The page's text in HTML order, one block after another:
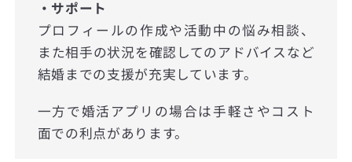
・サポート
プロフィールの作成や活動中の悩み相談、
また相手の状況を確認してのアドバイスなど
結婚までの支援が充実しています。
一方で婚活アプリの場合は手軽さやコスト
面での利点があります。